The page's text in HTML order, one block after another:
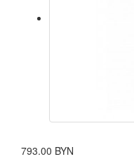
793.00 BYN